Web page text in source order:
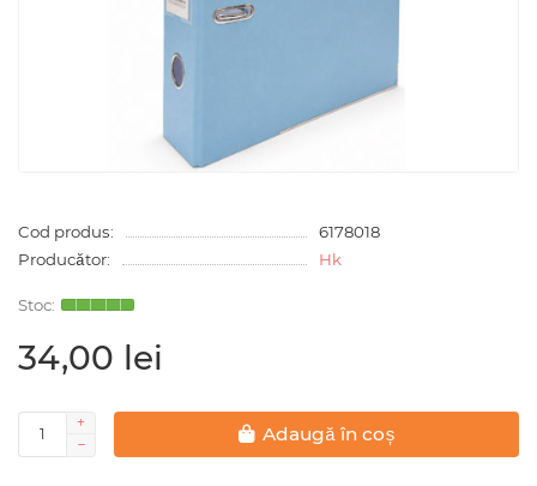
Cod produs:
6178018
Producător:
Hk
34,00 lei
Adaugă în coș